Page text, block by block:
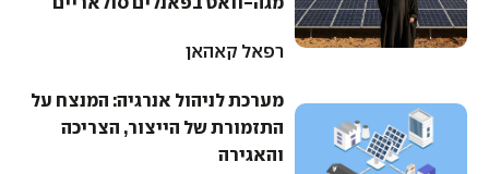
רפאל קאהאן
מערכת לניהול אנרגיה: המנצח על
התזמורת של הייצור, הצריכה
והאגירה